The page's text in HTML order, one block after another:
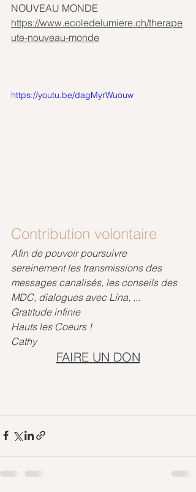
NOUVEAU MONDE
https://www.ecoledelumiere.ch/therape
ute-nouveau-monde
https://youtu.be/dagMyrWuouw
Contribution volontaire
Afin de pouvoir poursuivre
sereinement les transmissions des
messages canalisés, les conseils des
MDC, dialogues avec Lina, ...
Gratitude infinie
Hauts les Coeurs !
Cathy
FAIRE UN DON